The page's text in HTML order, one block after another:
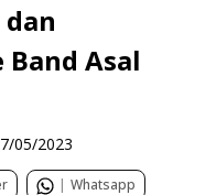
Asal
05/2023
| Whatsapp